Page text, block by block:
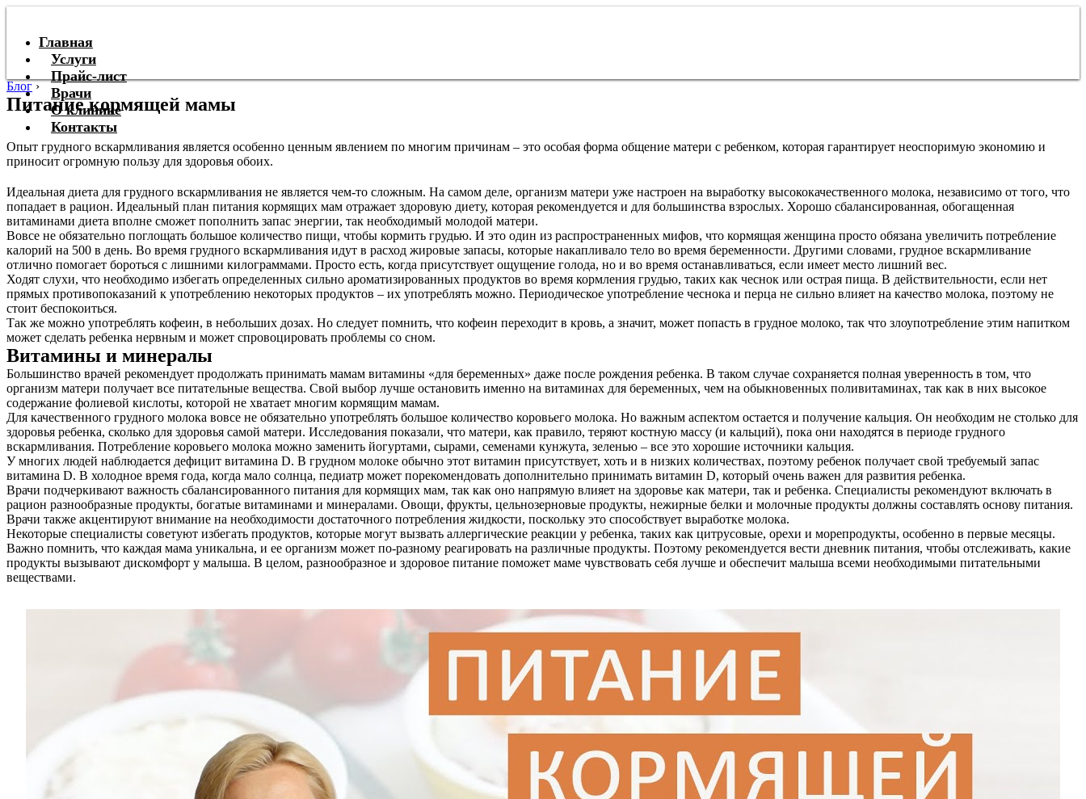
Главная
Услуги
Прайс-лист
Врачи
О клинике
Контакты
Блог ›
Питание кормящей мамы
Опыт грудного вскармливания является особенно ценным явлением по многим причинам – это особая форма общение матери с ребенком, которая гарантирует неоспоримую экономию и
приносит огромную пользу для здоровья обоих.
Идеальная диета для грудного вскармливания не является чем-то сложным. На самом деле, организм матери уже настроен на выработку высококачественного молока, независимо от того, что
попадает в рацион. Идеальный план питания кормящих мам отражает здоровую диету, которая рекомендуется и для большинства взрослых. Хорошо сбалансированная, обогащенная
витаминами диета вполне сможет пополнить запас энергии, так необходимый молодой матери.
Вовсе не обязательно поглощать большое количество пищи, чтобы кормить грудью. И это один из распространенных мифов, что кормящая женщина просто обязана увеличить потребление
калорий на 500 в день. Во время грудного вскармливания идут в расход жировые запасы, которые накапливало тело во время беременности. Другими словами, грудное вскармливание
отлично помогает бороться с лишними килограммами. Просто есть, когда присутствует ощущение голода, но и во время останавливаться, если имеет место лишний вес.
Ходят слухи, что необходимо избегать определенных сильно ароматизированных продуктов во время кормления грудью, таких как чеснок или острая пища. В действительности, если нет
прямых противопоказаний к употреблению некоторых продуктов – их употреблять можно. Периодическое употребление чеснока и перца не сильно влияет на качество молока, поэтому не
стоит беспокоиться.
Так же можно употреблять кофеин, в небольших дозах. Но следует помнить, что кофеин переходит в кровь, а значит, может попасть в грудное молоко, так что злоупотребление этим напитком
может сделать ребенка нервным и может спровоцировать проблемы со сном.
Витамины и минералы
Большинство врачей рекомендует продолжать принимать мамам витамины «для беременных» даже после рождения ребенка. В таком случае сохраняется полная уверенность в том, что
организм матери получает все питательные вещества. Свой выбор лучше остановить именно на витаминах для беременных, чем на обыкновенных поливитаминах, так как в них высокое
содержание фолиевой кислоты, которой не хватает многим кормящим мамам.
Для качественного грудного молока вовсе не обязательно употреблять большое количество коровьего молока. Но важным аспектом остается и получение кальция. Он необходим не столько для
здоровья ребенка, сколько для здоровья самой матери. Исследования показали, что матери, как правило, теряют костную массу (и кальций), пока они находятся в периоде грудного
вскармливания. Потребление коровьего молока можно заменить йогуртами, сырами, семенами кунжута, зеленью – все это хорошие источники кальция.
У многих людей наблюдается дефицит витамина D. В грудном молоке обычно этот витамин присутствует, хоть и в низких количествах, поэтому ребенок получает свой требуемый запас
витамина D. В холодное время года, когда мало солнца, педиатр может порекомендовать дополнительно принимать витамин D, который очень важен для развития ребенка.
Врачи подчеркивают важность сбалансированного питания для кормящих мам, так как оно напрямую влияет на здоровье как матери, так и ребенка. Специалисты рекомендуют включать в
рацион разнообразные продукты, богатые витаминами и минералами. Овощи, фрукты, цельнозерновые продукты, нежирные белки и молочные продукты должны составлять основу питания.
Врачи также акцентируют внимание на необходимости достаточного потребления жидкости, поскольку это способствует выработке молока.
Некоторые специалисты советуют избегать продуктов, которые могут вызвать аллергические реакции у ребенка, таких как цитрусовые, орехи и морепродукты, особенно в первые месяцы.
Важно помнить, что каждая мама уникальна, и ее организм может по-разному реагировать на различные продукты. Поэтому рекомендуется вести дневник питания, чтобы отслеживать, какие
продукты вызывают дискомфорт у малыша. В целом, разнообразное и здоровое питание поможет маме чувствовать себя лучше и обеспечит малыша всеми необходимыми питательными
веществами.